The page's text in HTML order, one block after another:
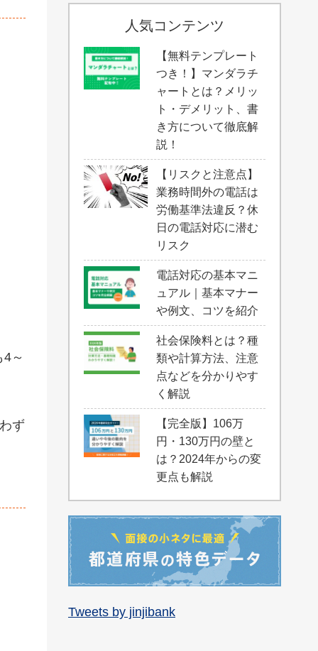
～
ず
人気コンテンツ
【無料テンプレート
つき！】マンダラチ
ャートとは？メリッ
ト・デメリット、書
き方について徹底解
説！
【リスクと注意点】
業務時間外の電話は
労働基準法違反？休
日の電話対応に潜む
リスク
電話対応の基本マニ
ュアル｜基本マナー
や例文、コツを紹介
社会保険料とは？種
類や計算方法、注意
点などを分かりやす
く解説
【完全版】106万
円・130万円の壁と
は？2024年からの変
更点も解説
Tweets by jinjibank